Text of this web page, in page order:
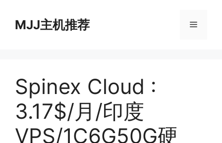
MJJ主机推荐 菜
Spinex Cloud :
3.17$/月/印度
VPS/1C6G50G硬